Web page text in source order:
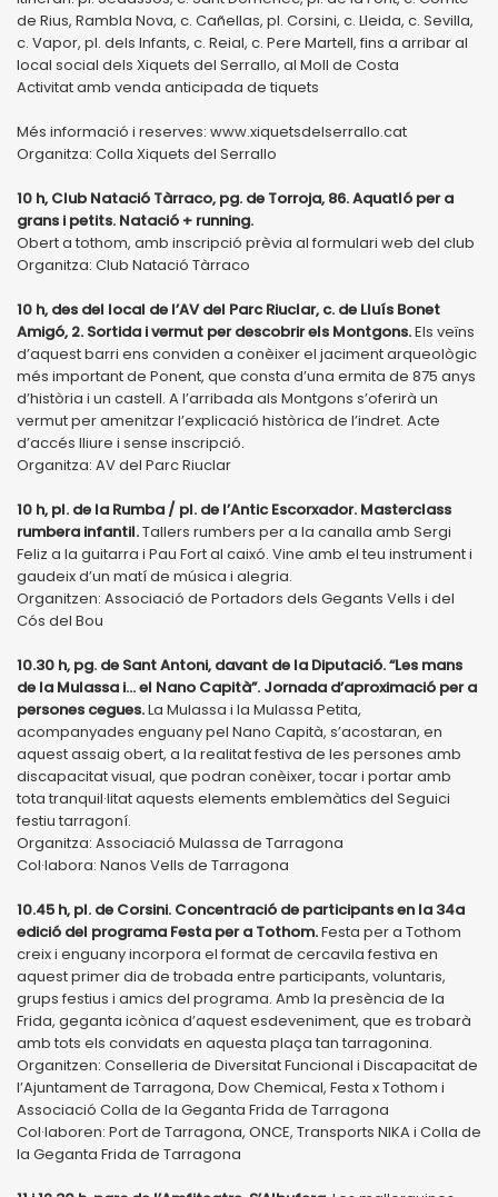
de Rius, Rambla Nova, c. Cañellas, pl. Corsini, c. Lleida, c. Sevilla,
c. Vapor, pl. dels Infants, c. Reial, c. Pere Martell, fins a arribar al
local social dels Xiquets del Serrallo, al Moll de Costa
Activitat amb venda anticipada de tiquets
Més informació i reserves: www.xiquetsdelserrallo.cat
Organitza: Colla Xiquets del Serrallo
10 h, Club Natació Tàrraco, pg. de Torroja, 86. Aquatló per a
grans i petits. Natació + running.
Obert a tothom, amb inscripció prèvia al formulari web del club
Organitza: Club Natació Tàrraco
10 h, des del local de l’AV del Parc Riuclar, c. de Lluís Bonet
Amigó, 2. Sortida i vermut per descobrir els Montgons.Els veïns
d’aquest barri ens conviden a conèixer el jaciment arqueològic
més important de Ponent, que consta d’una ermita de 875 anys
d’història i un castell. A l’arribada als Montgons s’oferirà un
vermut per amenitzar l’explicació històrica de l’indret. Acte
d’accés lliure i sense inscripció.
Organitza: AV del Parc Riuclar
10 h, pl. de la Rumba / pl. de l’Antic Escorxador. Masterclass
rumbera infantil.Tallers rumbers per a la canalla amb Sergi
Feliz a la guitarra i Pau Fort al caixó. Vine amb el teu instrument i
gaudeix d’un matí de música i alegria.
Organitzen: Associació de Portadors dels Gegants Vells i del
Cós del Bou
10.30 h, pg. de Sant Antoni, davant de la Diputació. “Les mans
de la Mulassa i… el Nano Capità”. Jornada d’aproximació per a
persones cegues.La Mulassa i la Mulassa Petita,
acompanyades enguany pel Nano Capità, s’acostaran, en
aquest assaig obert, a la realitat festiva de les persones amb
discapacitat visual, que podran conèixer, tocar i portar amb
tota tranquil·litat aquests elements emblemàtics del Seguici
festiu tarragoní.
Organitza: Associació Mulassa de Tarragona
Col·labora: Nanos Vells de Tarragona
10.45 h, pl. de Corsini. Concentració de participants en la 34a
edició del programa Festa per a Tothom.Festa per a Tothom
creix i enguany incorpora el format de cercavila festiva en
aquest primer dia de trobada entre participants, voluntaris,
grups festius i amics del programa. Amb la presència de la
Frida, geganta icònica d’aquest esdeveniment, que es trobarà
amb tots els convidats en aquesta plaça tan tarragonina.
Organitzen: Conselleria de Diversitat Funcional i Discapacitat de
l’Ajuntament de Tarragona, Dow Chemical, Festa x Tothom i
Associació Colla de la Geganta Frida de Tarragona
Col·laboren: Port de Tarragona, ONCE, Transports NIKA i Colla de
la Geganta Frida de Tarragona